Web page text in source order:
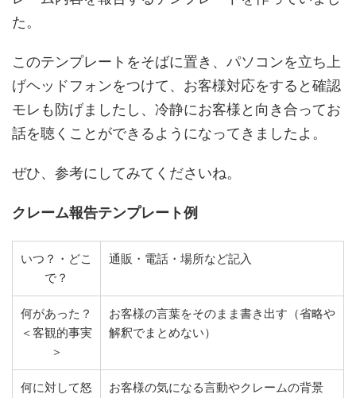
た。
このテンプレートをそばに置き、パソコンを立ち上
げヘッドフォンをつけて、お客様対応をすると確認
モレも防げましたし、冷静にお客様と向き合ってお
話を聴くことができるようになってきましたよ。
ぜひ、参考にしてみてくださいね。
クレーム報告テンプレート例
いつ？・どこ
で？
通販・電話・場所など記入
何があった？
＜客観的事実
＞
お客様の言葉をそのまま書き出す（省略や
解釈でまとめない）
何に対して怒
お客様の気になる言動やクレームの背景